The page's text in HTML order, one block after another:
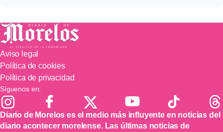
Aviso legal
Política de cookies
Política de privacidad
Síguenos en:
Diario de Morelos es el medio más influyente en noticias del
diario acontecer morelense. Las últimas noticias de